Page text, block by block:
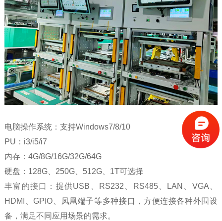
电脑操作系统：支持Windows7/8/10
PU：i3/i5/i7
内存：4G/8G/16G/32G/64G
硬盘：128G、250G、512G、1T可选择
丰富的接口：提供USB、RS232、RS485、LAN、VGA、
HDMI、GPIO、凤凰端子等多种接口，方便连接各种外围设
备，满足不同应用场景的需求。